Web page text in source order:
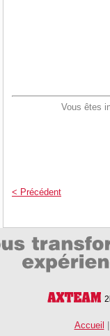
Vous êtes
< Précédent
Accueil